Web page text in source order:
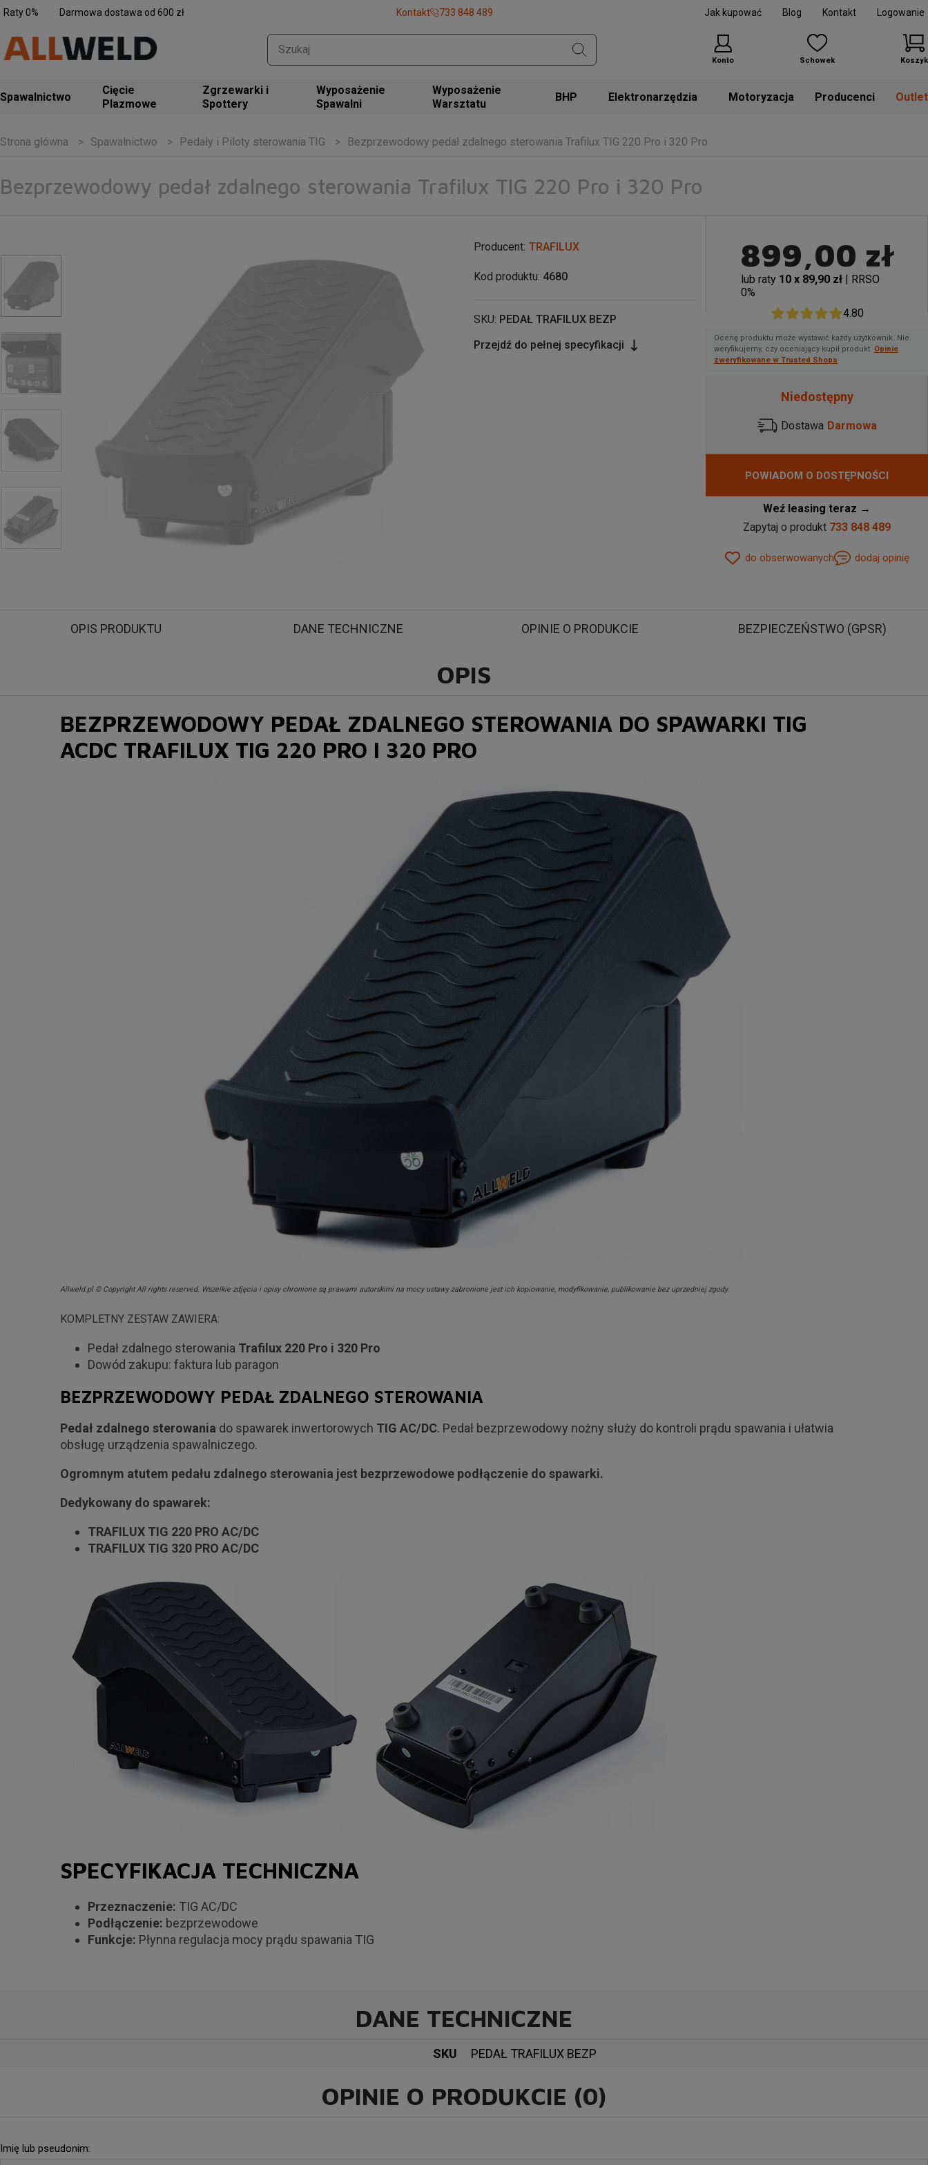
Raty 0% Darmowa dostawa od 600 zł Kontakt 733 848 489 Jak kupować Blog Kontakt Logowanie
Konto Schowek Koszyk
Spawalnictwo
Zgrzewarki i
Spottery
Wyposażenie
Spawalni
Wyposażenie
Warsztatu
BHP Motoryzacja Producenci Outlet
Strona główna Spawalnictwo Pedały i Piloty sterowania TIG Bezprzewodowy pedał zdalnego sterowania Trafilux TIG 220 Pro i 320 Pro
Bezprzewodowy pedał zdalnego sterowania Trafilux TIG 220 Pro i 320 Pro
Producent: TRAFILUX
Kod produktu: 4680
SKU: PEDAŁ TRAFILUX BEZP
Przejdź do pełnej specyfikacji
899,00 zł
lub raty 10 x 89,90 zł | RRSO
0%
4.80
Ocenę produktu może wystawić każdy użytkownik. Nie
weryfikujemy, czy oceniający kupił produkt. Opinie
zweryfikowane w Trusted Shops
Niedostępny
Dostawa Darmowa
POWIADOM O DOSTĘPNOŚCI
Weź leasing teraz →
Zapytaj o produkt 733 848 489
do obserwowanych dodaj opinię
OPIS PRODUKTU DANE TECHNICZNE OPINIE O PRODUKCIE BEZPIECZEŃSTWO (GPSR)
OPIS
BEZPRZEWODOWY PEDAŁ ZDALNEGO STEROWANIA DO SPAWARKI TIG
ACDC TRAFILUX TIG 220 PRO I 320 PRO
Allweld.pl © Copyright All rights reserved. Wszelkie zdjęcia i opisy chronione są prawami autorskimi na mocy ustawy zabronione jest ich kopiowanie, modyfikowanie, publikowanie bez uprzedniej zgody.
KOMPLETNY ZESTAW ZAWIERA:
Pedał zdalnego sterowania Trafilux 220 Pro i 320 Pro
Dowód zakupu: faktura lub paragon
BEZPRZEWODOWY PEDAŁ ZDALNEGO STEROWANIA
Pedał zdalnego sterowania do spawarek inwertorowych TIG AC/DC. Pedał bezprzewodowy nożny służy do kontroli prądu spawania i ułatwia
obsługę urządzenia spawalniczego.
Ogromnym atutem pedału zdalnego sterowania jest bezprzewodowe podłączenie do spawarki.
Dedykowany do spawarek:
TRAFILUX TIG 220 PRO AC/DC
TRAFILUX TIG 320 PRO AC/DC
SPECYFIKACJA TECHNICZNA
Przeznaczenie: TIG AC/DC
Podłączenie: bezprzewodowe
Funkcje: Płynna regulacja mocy prądu spawania TIG
DANE TECHNICZNE
SKU PEDAŁ TRAFILUX BEZP
OPINIE O PRODUKCIE (0)
Imię lub pseudonim: